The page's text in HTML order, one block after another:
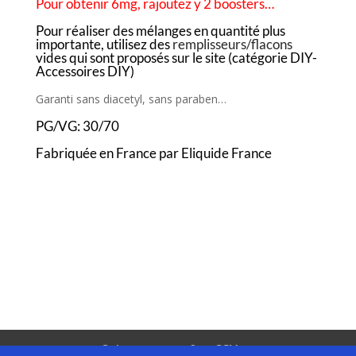
Pour obtenir 6mg, rajoutez y 2 boosters…
Pour réaliser des mélanges en quantité plus
importante, utilisez desremplisseurs/flacons
vides qui sont proposés sur le site (catégorie DIY-
Accessoires DIY)
Garanti sans diacetyl, sans paraben…
PG/VG: 30/70
Fabriquée en France par Eliquide France
Qui sommes nous ? CGV